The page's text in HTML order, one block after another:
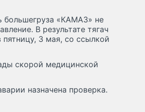
большегруза «КАМАЗ» не
В результате тягач
3 мая, со ссылкой
скорой медицинской
назначена проверка.